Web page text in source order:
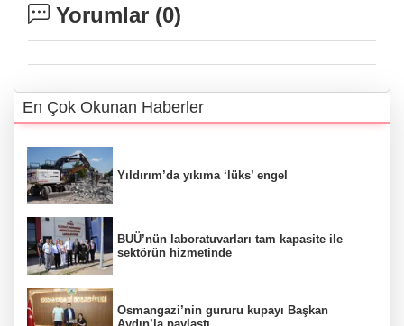
Yorumlar (0)
En Çok Okunan Haberler
Yıldırım’da yıkıma ‘lüks’ engel
BUÜ’nün laboratuvarları tam kapasite ile
sektörün hizmetinde
Osmangazi’nin gururu kupayı Başkan